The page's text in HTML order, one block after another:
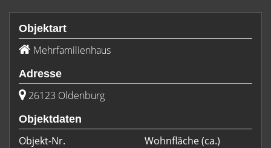
Objektart
Mehrfamilienhaus
Adresse
26123 Oldenburg
Objektdaten
Objekt-Nr.
Wohnfläche(ca.)